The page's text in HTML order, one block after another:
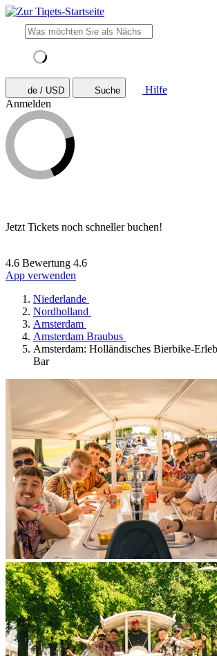
de / USD Suche
Hilfe
Anmelden
Jetzt Tickets noch schneller buchen!
4.6 Bewertung 4.6
App verwenden
Niederlande
Nordholland
Amsterdam
Amsterdam Braubus
Amsterdam: Holländisches Bierbike-
Bar